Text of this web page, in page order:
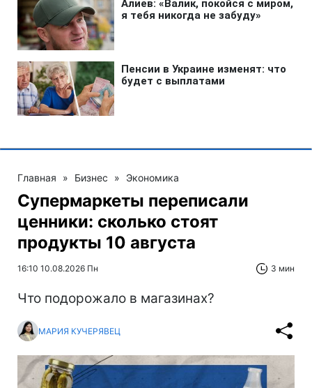
Главная » Бизнес » Экономика
Супермаркеты переписали
ценники: сколько стоят
продукты 10 августа
16:10 10.08.2026 Пн 3 мин
Что подорожало в магазинах?
МАРИЯ КУЧЕРЯВЕЦ